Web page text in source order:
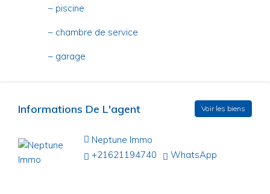
– piscine
– chambre de service
– garage
Informations De L'agent Voir les biens
Neptune Immo
+21621194740
WhatsApp